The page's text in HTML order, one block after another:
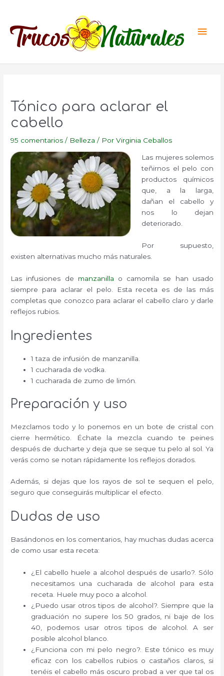
contenido
Tónico para aclarar el
cabello
95 comentarios / Belleza / PorVirginia Ceballos
Las mujeres solemos
teñirnos el pelo con
productos químicos
que, a la larga,
dañan el cabello y
nos lo dejan
deteriorado.
Por supuesto,
existen alternativas mucho más naturales.
Las infusiones de manzanilla o camomila se han usado
siempre para aclarar el pelo. Esta receta es de las más
completas que conozco para aclarar el cabello claro y darle
reflejos rubios.
Ingredientes
1 taza de infusión de manzanilla.
1 cucharada de vodka.
1 cucharada de zumo de limón.
Preparación y uso
Mezclamos todo y lo ponemos en un bote de cristal con
cierre hermético. Échate la mezcla cuando te peines
después de ducharte y deja que se seque tu pelo al sol. Ya
verás como se notan rápidamente los reflejos dorados.
Además, si dejas que los rayos de sol te sequen el pelo,
seguro que conseguirás multiplicar el efecto.
Dudas de uso
Basándonos en los comentarios, hay muchas dudas acerca
de como usar esta receta:
¿El cabello huele a alcohol después de usarlo?. Sólo
necesitamos una cucharada de alcohol para esta
receta. Huele muy poco a alcohol.
¿Puedo usar otros tipos de alcohol?. Siempre que la
graduación no supere los 50 grados, ni baje de los
40, podemos usar otros tipos de alcohol. A ser
posible alcohol blanco.
¿Funciona con mi pelo negro?. Este tónico es muy
eficaz con los cabellos rubios o castaños claros, si
tenéis el cabello más oscuro probad a ver que tal os